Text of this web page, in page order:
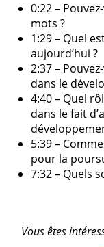
0:22 –
mots ?
1:29 – Quel
aujourd’hui ?
2:37 –
dans le
4:40 – Quel
dans le fait
5:39 –
pour la
7:32 – Quels
Vous êtes